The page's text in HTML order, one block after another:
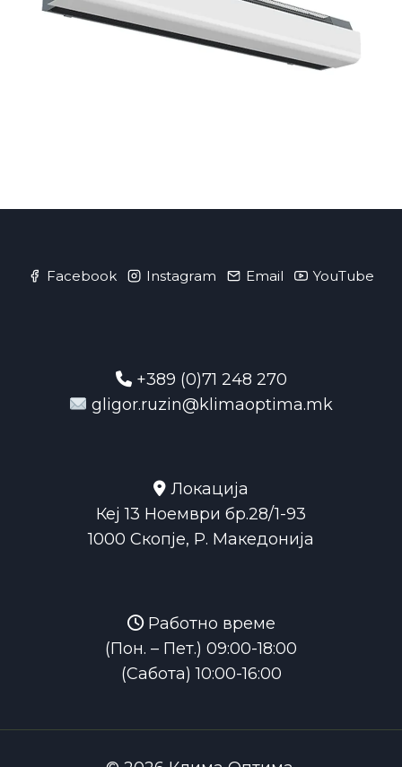
Facebook Instagram Email YouTube
+389 (0)71 248 270
gligor.ruzin@klimaoptima.mk
Локација
Кеј 13 Ноември бр.28/1-93
1000 Скопје, Р. Македонија
Работно време
(Пон. – Пет.) 09:00-18:00
(Сабота) 10:00-16:00